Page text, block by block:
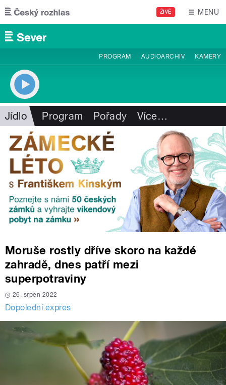
Přejít k hlavnímu obsahu
ŽIVĚ MENU
PROGRAM AUDIOARCHIV KAMERY
Jídlo Program Pořady Více…
Moruše rostly dříve skoro na každé
zahradě, dnes patří mezi
superpotraviny
26. srpen 2022
Dopolední expres